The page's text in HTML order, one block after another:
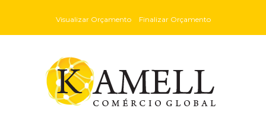
Visualizar Orçamento Finalizar Orçamento